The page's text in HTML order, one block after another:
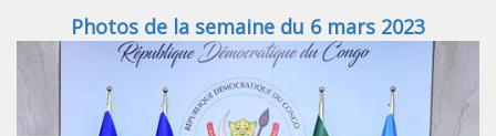
Photos de la semaine du 6 mars 2023